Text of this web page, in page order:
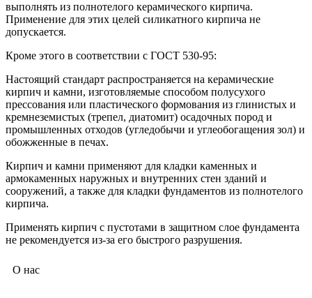
выполнять из полнотелого керамического кирпича.
Применение для этих целей силикатного кирпича не
допускается.
Кроме этого в соответствии с ГОСТ 530-95:
Настоящий стандарт распространяется на керамические
кирпич и камни, изготовляемые способом полусухого
прессования или пластического формования из глинистых и
кремнеземистых (трепел, диатомит) осадочных пород и
промышленных отходов (угледобычи и углеобогащения зол) и
обожженные в печах.
Кирпич и камни применяют для кладки каменных и
армокаменных наружных и внутренних стен зданий и
сооружений, а также для кладки фундаментов из полнотелого
кирпича.
Применять кирпич с пустотами в защитном слое фундамента
не рекомендуется из-за его быстрого разрушения.
О нас